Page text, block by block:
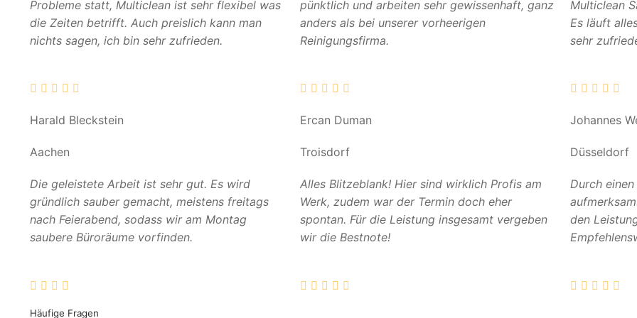
Probleme statt, Multiclean ist sehr flexibel was
die Zeiten betrifft. Auch preislich kann man
nichts sagen, ich bin sehr zufrieden.
pünktlich und arbeiten sehr gewissenhaft, ganz
anders als bei unserer vorheerigen
Reinigungsfirma.
Multiclean
Es läuft
sehr
Harald Bleckstein
Aachen
Die geleistete Arbeit ist sehr gut. Es wird
gründlich sauber gemacht, meistens freitags
nach Feierabend, sodass wir am Montag
saubere Büroräume vorfinden.
Ercan Duman
Troisdorf
Alles Blitzeblank! Hier sind wirklich Profis am
Werk, zudem war der Termin doch eher
spontan. Für die Leistung insgesamt vergeben
wir die Bestnote!
Johannes
Düsseldorf
Durch
den
Häufige Fragen